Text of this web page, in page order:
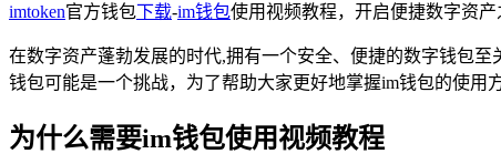
imtoken官方钱包下载-im钱包使用视频教程，开启便捷数字资产
在数字资产蓬勃发展的时代,拥有一个安全、便捷的数字钱包
钱包可能是一个挑战，为了帮助大家更好地掌握im钱包的使用
为什么需要im钱包使用视频教程